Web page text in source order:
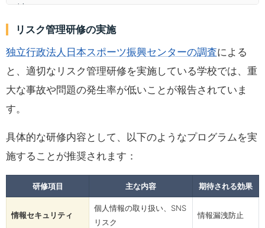
リスク管理研修の実施
独立行政法人日本スポーツ振興センターの調査による
と、適切なリスク管理研修を実施している学校では、重
大な事故や問題の発生率が低いことが報告されていま
す。
具体的な研修内容として、以下のようなプログラムを実
施することが推奨されます：
研修項目 主な内容 期待される効果
情報セキュリティ
個人情報の取り扱い、SNS
リスク
情報漏洩防止